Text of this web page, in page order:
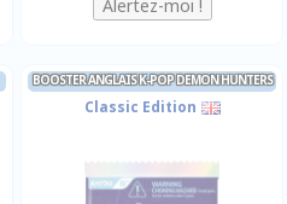
BOOSTER ANGLAIS K-POP DEMON HUNTERS
Classic Edition